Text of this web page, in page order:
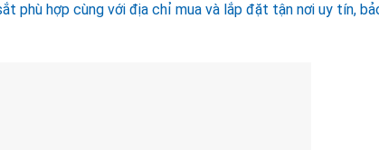
phù hợp cùng với địa chỉ mua và lắp đặt tận nơi uy tín,